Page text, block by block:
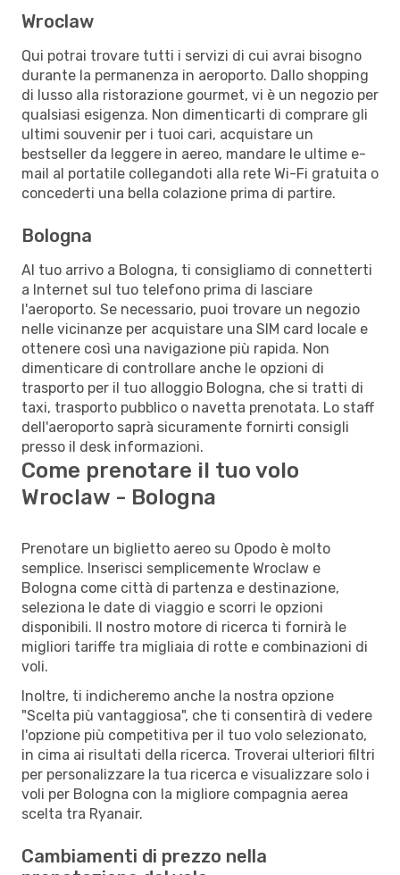
Wroclaw
Qui potrai trovare tutti i servizi di cui avrai bisogno
durante la permanenza in aeroporto. Dallo shopping
di lusso alla ristorazione gourmet, vi è un negozio per
qualsiasi esigenza. Non dimenticarti di comprare gli
ultimi souvenir per i tuoi cari, acquistare un
bestseller da leggere in aereo, mandare le ultime e-
mail al portatile collegandoti alla rete Wi-Fi gratuita o
concederti una bella colazione prima di partire.
Bologna
Al tuo arrivo a Bologna, ti consigliamo di connetterti
a Internet sul tuo telefono prima di lasciare
l'aeroporto. Se necessario, puoi trovare un negozio
nelle vicinanze per acquistare una SIM card locale e
ottenere così una navigazione più rapida. Non
dimenticare di controllare anche le opzioni di
trasporto per il tuo alloggio Bologna, che si tratti di
taxi, trasporto pubblico o navetta prenotata. Lo staff
dell'aeroporto saprà sicuramente fornirti consigli
presso il desk informazioni.
Come prenotare il tuo volo
Wroclaw - Bologna
Prenotare un biglietto aereo su Opodo è molto
semplice. Inserisci semplicemente Wroclaw e
Bologna come città di partenza e destinazione,
seleziona le date di viaggio e scorri le opzioni
disponibili. Il nostro motore di ricerca ti fornirà le
migliori tariffe tra migliaia di rotte e combinazioni di
voli.
Inoltre, ti indicheremo anche la nostra opzione
"Scelta più vantaggiosa", che ti consentirà di vedere
l'opzione più competitiva per il tuo volo selezionato,
in cima ai risultati della ricerca. Troverai ulteriori filtri
per personalizzare la tua ricerca e visualizzare solo i
voli per Bologna con la migliore compagnia aerea
scelta tra Ryanair.
Cambiamenti di prezzo nella